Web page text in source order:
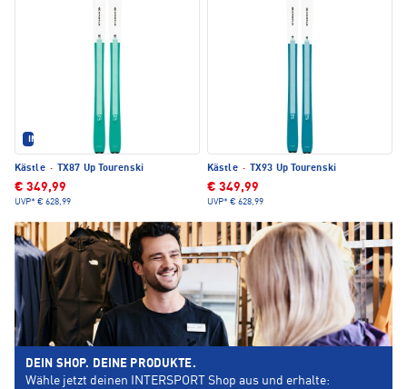
IM SET ERHÄLTLICH
Kästle · TX87 Up Tourenski
€ 349,99
UVP* € 628,99
Kästle · TX93 Up Tourenski
€ 349,99
UVP* € 628,99
DEIN SHOP. DEINE PRODUKTE.
Wähle jetzt deinen INTERSPORT Shop aus und erhalte: